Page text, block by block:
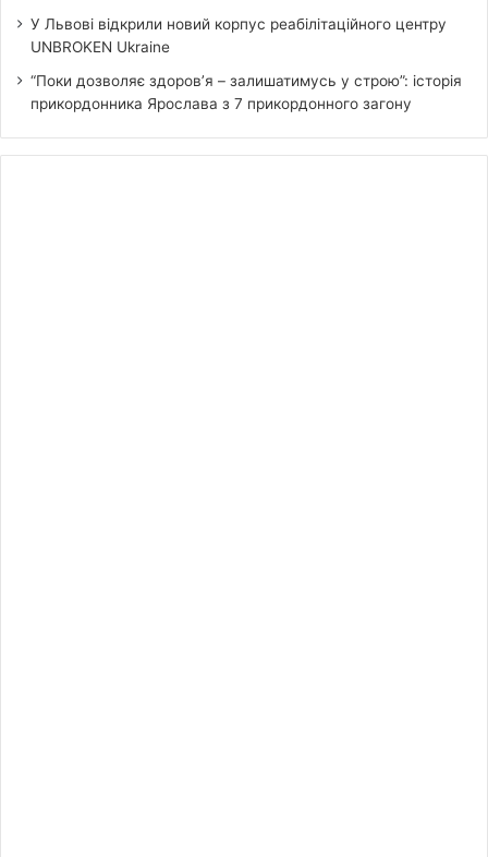
У Львові відкрили новий корпус реабілітаційного центру
UNBROKEN Ukraine
“Поки дозволяє здоров’я – залишатимусь у строю”: історія
прикордонника Ярослава з 7 прикордонного загону